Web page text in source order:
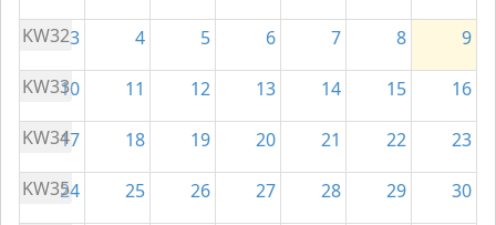
KW323 4 5 6 7 8
9
KW3310 11 12 13 14 15
16
KW3417 18 19 20 21 22
23
KW3524 25 26 27 28 29
30